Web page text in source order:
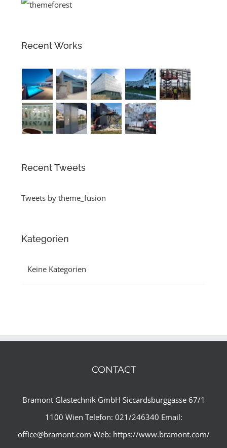
Recent Works
Recent Tweets
Tweets by theme_fusion
Kategorien
Keine Kategorien
CONTACT
Bramont Glastechnik GmbH Siccardsburggasse 67/1
1100 Wien Telefon: 021/246340 Email:
office@bramont.com Web: https://www.bramont.com/